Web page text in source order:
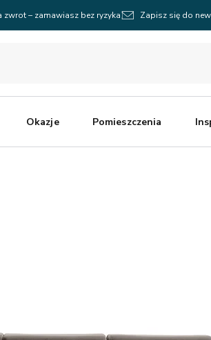
zwrot – zamawiasz bez ryzyka Zapisz się do
Okazje Pomieszczenia